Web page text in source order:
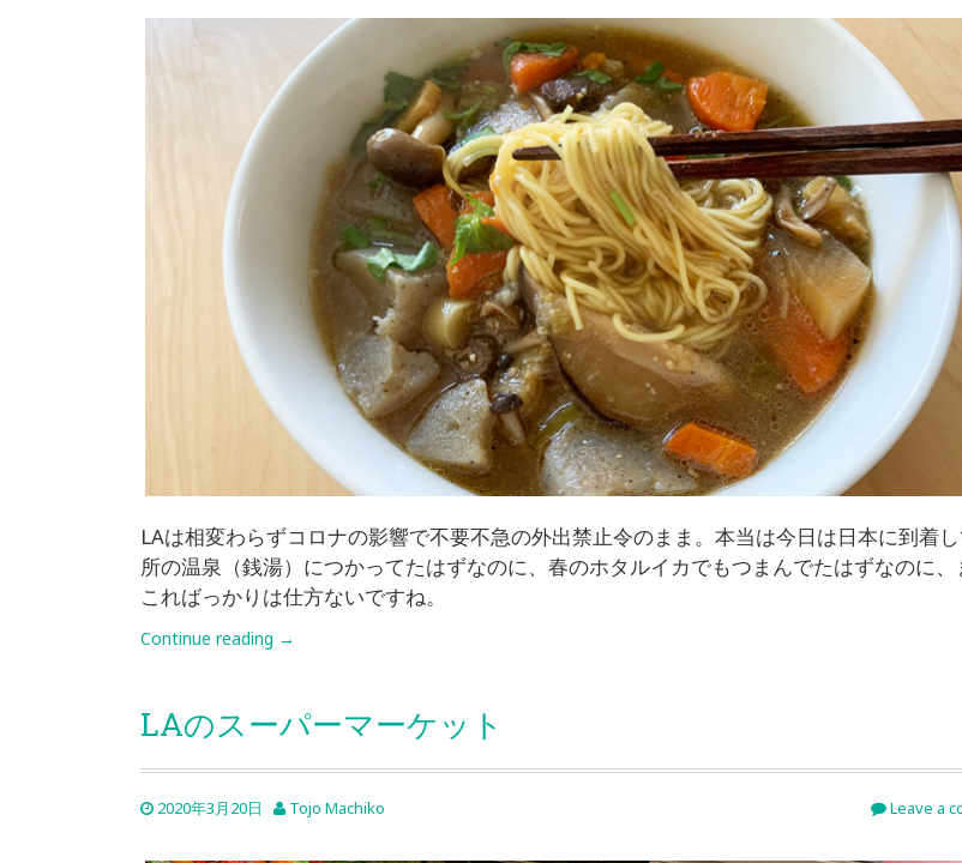
LAは相変わらずコロナの影響で不要不急の外出禁止令のまま。本当は今日は日本に到着
所の温泉（銭湯）につかってたはずなのに、春のホタルイカでもつまんでたはずなのに、
こればっかりは仕方ないですね。
Continue reading →
LAのスーパーマーケット
2020年3月20日 Tojo Machiko Leave a